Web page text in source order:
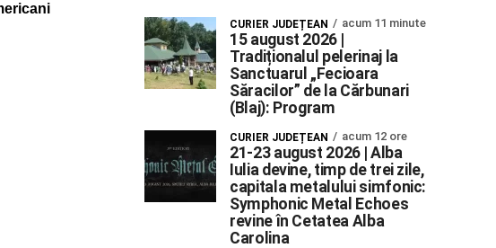
CURIER JUDEȚEAN acum 11 minute
15 august 2026 |
Tradiționalul pelerinaj la
Sanctuarul „Fecioara
Săracilor” de la Cărbunari
(Blaj): Program
CURIER JUDEȚEAN acum 12 ore
21-23 august 2026 | Alba
Iulia devine, timp de trei zile,
capitala metalului simfonic:
Symphonic Metal Echoes
revine în Cetatea Alba
Carolina